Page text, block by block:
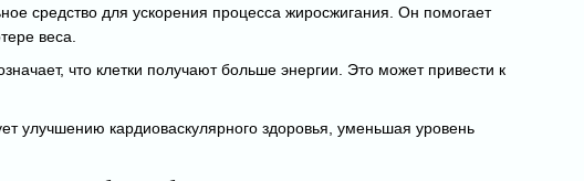
средство для ускорения процесса жиросжигания. Он помогает
веса.
что клетки получают больше энергии. Это может привести к
улучшению кардиоваскулярного здоровья, уменьшая уровень